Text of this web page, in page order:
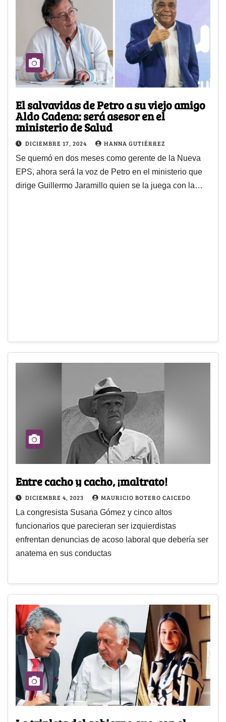
El salvavidas de Petro a su viejo amigo
Aldo Cadena: será asesor en el
ministerio de Salud
DICIEMBRE 17, 2024 HANNA GUTIÉRREZ
Se quemó en dos meses como gerente de la Nueva
EPS, ahora será la voz de Petro en el ministerio que
dirige Guillermo Jaramillo quien se la juega con la…
Entre cacho y cacho, ¡maltrato!
DICIEMBRE 4, 2023 MAURICIO BOTERO CAICEDO
La congresista Susana Gómez y cinco altos
funcionarios que parecieran ser izquierdistas
enfrentan denuncias de acoso laboral que debería ser
anatema en sus conductas